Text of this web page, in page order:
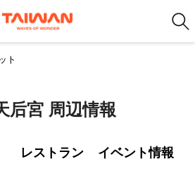
ト
后宮 周辺情報
レストラン イベント情報